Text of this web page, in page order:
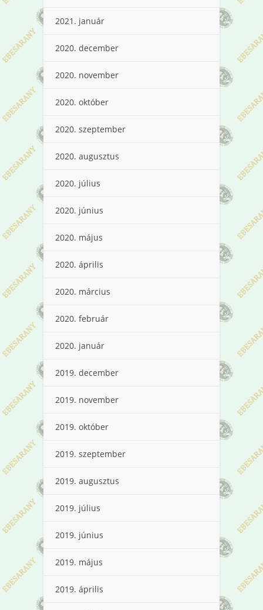
2021. január
2020. december
2020. november
2020. október
2020. szeptember
2020. augusztus
2020. július
2020. június
2020. május
2020. április
2020. március
2020. február
2020. január
2019. december
2019. november
2019. október
2019. szeptember
2019. augusztus
2019. július
2019. június
2019. május
2019. április